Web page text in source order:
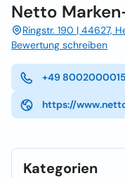
Netto
Ringstr. 190 | 44627,
Bewertung schreiben
+49 8002000015
https://
Kategorien